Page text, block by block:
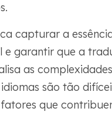
capturar a
garantir que a
as
são tão
que